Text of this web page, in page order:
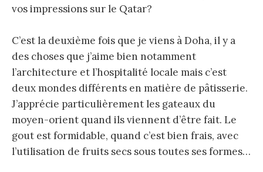
vos impressions sur le Qatar?
C’est la deuxième fois que je viens à Doha, il y a
des choses que j’aime bien notamment
l’architecture et l’hospitalité locale mais c’est
deux mondes différents en matière de pâtisserie.
J’apprécie particulièrement les gateaux du
moyen-orient quand ils viennent d’être fait. Le
gout est formidable, quand c’est bien frais, avec
l’utilisation de fruits secs sous toutes ses formes…